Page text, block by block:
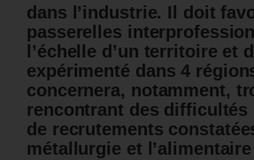
dans l’industrie. Il doit
passerelles
l’échelle d’un territoire et
expérimenté dans 4
concernera, notamment,
rencontrant des difficultés
de recrutements
métallurgie et l’alimentaire